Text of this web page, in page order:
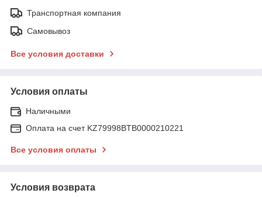
Транспортная компания
Самовывоз
Все условия доставки
Условия оплаты
Наличными
Оплата на счет KZ79998BTB0000210221
Все условия оплаты
Условия возврата